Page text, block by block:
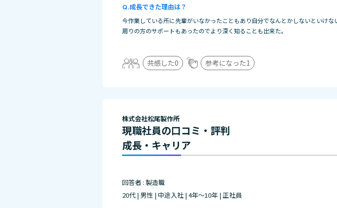
成長できた理由は？
今作業している所に先輩がいなかったこともあり自分でなんとかしないといけな
周りの方のサポートもあったのでより深く知ることも出来た。
共感した0 参考になった1
株式会社松尾製作所
現職社員の口コミ・評判
成長・キャリア
回答者 : 製造職
20代 | 男性 | 中途入社 | 4年～10年 | 正社員